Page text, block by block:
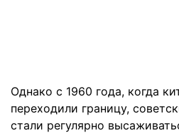
Однако с 1960 года, когда
переходили границу,
стали регулярно